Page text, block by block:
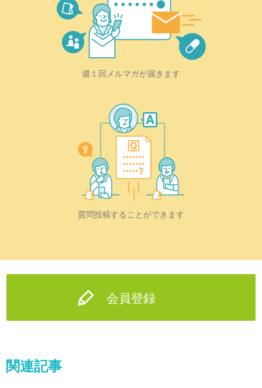
週１回メルマガが届きます
質問投稿することができます
会員登録
関連記事